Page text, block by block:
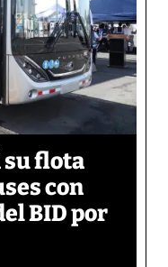
su flota
con
BID por